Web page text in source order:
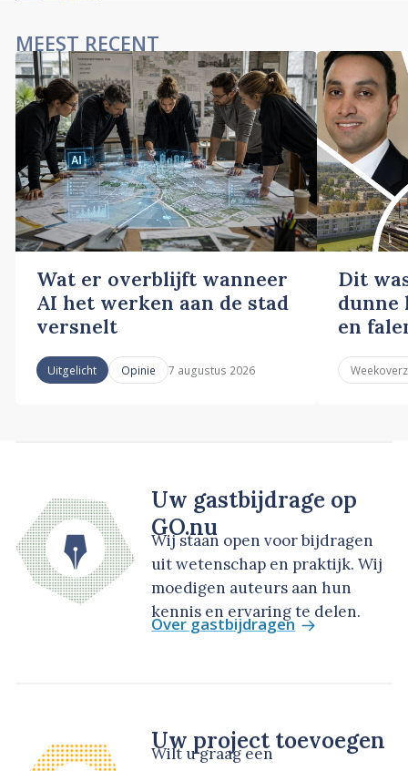
MEEST RECENT
Wat er overblijft wanneer
AI het werken aan de stad
versnelt
Uitgelicht Opinie 7 augustus 2026
Dit
dunne
en
Uw gastbijdrage op
GO.nu
Wij staan open voor bijdragen
uit wetenschap en praktijk. Wij
moedigen auteurs aan hun
kennis en ervaring te delen.
Over gastbijdragen
Uw project toevoegen
Wilt u graag een